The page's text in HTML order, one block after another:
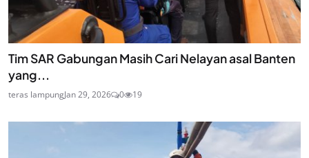
Tim SAR Gabungan Masih Cari Nelayan asal Banten
yang...
teras lampungJan 29, 2026 0 19